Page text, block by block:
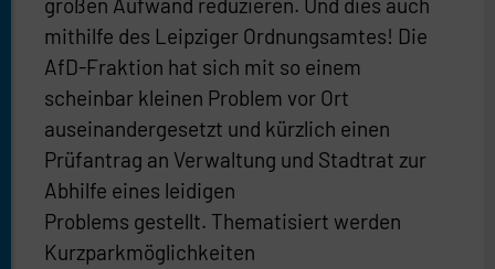
großen Aufwand reduzieren. Und dies auch
mithilfe des Leipziger Ordnungsamtes! Die
AfD-Fraktion hat sich mit so einem
scheinbar kleinen Problem vor Ort
auseinandergesetzt und kürzlich einen
Prüfantrag an Verwaltung und Stadtrat zur
Abhilfe eines leidigen
Problems gestellt. Thematisiert werden
Kurzparkmöglichkeiten